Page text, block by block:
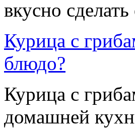
вкусно
Курица с
блюдо?
Курица с
домашней